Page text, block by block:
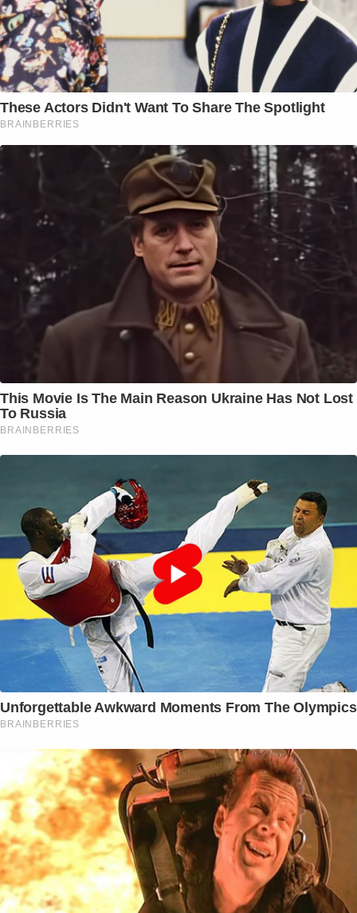
These Actors Didn't Want To Share The Spotlight
BRAINBERRIES
This Movie Is The Main Reason Ukraine Has Not Lost
To Russia
BRAINBERRIES
Unforgettable Awkward Moments From The Olympics
BRAINBERRIES